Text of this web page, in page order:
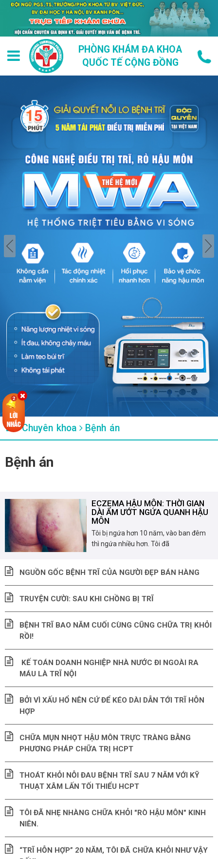
PHÒNG KHÁM ĐA KHOA
QUỐC TẾ CỘNG ĐỒNG
Chuyên khoa Bệnh án
Bệnh án
ECZEMA HẬU MÔN: THỜI GIAN
DÀI ẨM ƯỚT NGỨA QUANH HẬU
MÔN
Tôi bị ngứa hơn 10 năm, vào ban đêm
thì ngứa nhiều hơn. Tôi đã
NGUỒN GỐC BỆNH TRĨ CỦA NGƯỜI ĐẸP BÁN HÀNG
TRUYỆN CƯỜI: SAU KHI CHỒNG BỊ TRĨ
BỆNH TRĨ BAO NĂM CUỐI CÙNG CŨNG CHỮA TRỊ KHỎI
RỒI!
KẾ TOÁN DOANH NGHIỆP NHÀ NƯỚC ĐI NGOÀI RA
MÁU LÀ TRĨ NỘI
BỞI VÌ XẤU HỔ NÊN CỨ ĐỂ KÉO DÀI DẪN TỚI TRĨ HỖN
HỢP
CHỮA MỤN NHỌT HẬU MÔN TRỰC TRÀNG BẰNG
PHƯƠNG PHÁP CHỮA TRỊ HCPT
THOÁT KHỎI NỖI ĐAU BỆNH TRĨ SAU 7 NĂM VỚI KỸ
THUẠT XÂM LẤN TỐI THIỂU HCPT
TÔI ĐÃ NHẸ NHÀNG CHỮA KHỎI "RÒ HẬU MÔN" KINH
NIÊN.
“TRĨ HỖN HỢP” 20 NĂM, TÔI ĐÃ CHỮA KHỎI NHƯ VẬY